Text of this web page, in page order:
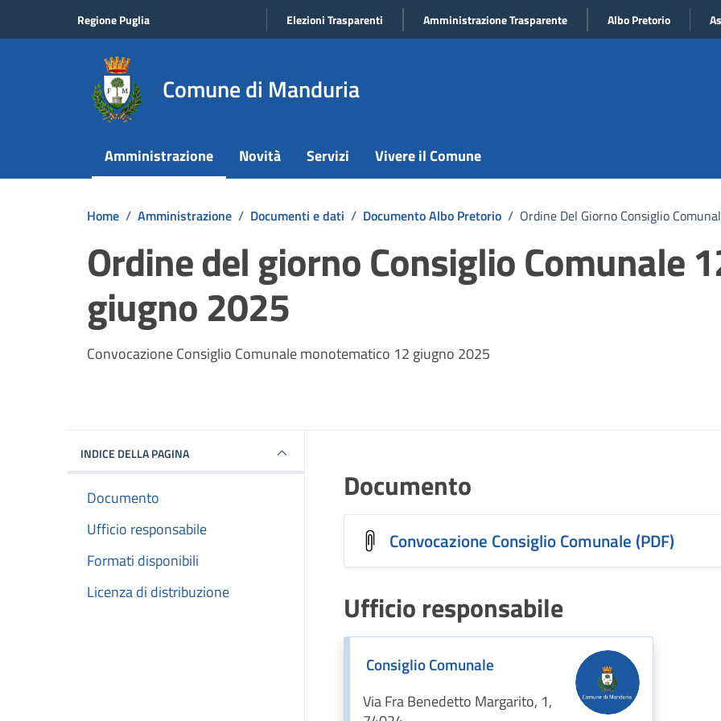
Regione Puglia Elezioni Trasparenti Amministrazione Trasparente Albo Pretorio
Comune di Manduria
Amministrazione Novità Servizi Vivere il Comune
Home / Amministrazione / Documenti e dati / Documento Albo Pretorio / Ordine Del Giorno Consiglio
Ordine del giorno Consiglio Comunale
giugno 2025
Dettagli del documento
Convocazione Consiglio Comunale monotematico 12 giugno 2025
INDICE DELLA PAGINA
Documento
Ufficio responsabile
Formati disponibili
Licenza di distribuzione
Documento
Convocazione Consiglio Comunale (PDF)
Ufficio responsabile
Consiglio Comunale
Via Fra Benedetto Margarito, 1,